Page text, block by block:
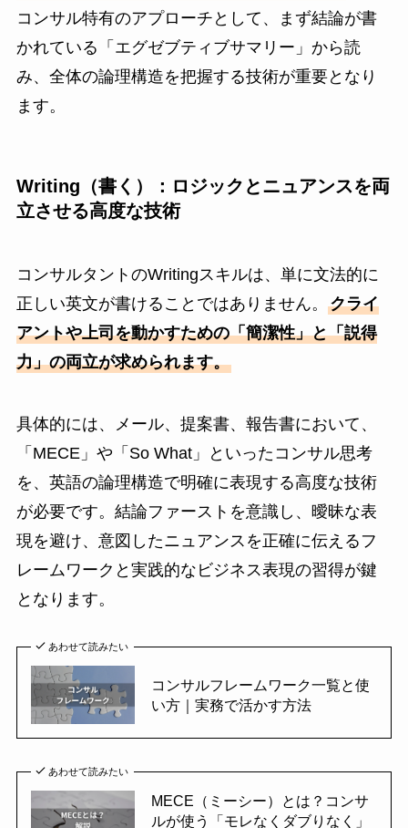
コンサル特有のアプローチとして、まず結論が書
かれている「エグゼブティブサマリー」から読
み、全体の論理構造を把握する技術が重要となり
ます。
Writing（書く）：ロジックとニュアンスを両
立させる高度な技術
コンサルタントのWritingスキルは、単に文法的に
正しい英文が書けることではありません。 クライ
アントや上司を動かすための「簡潔性」と「説得
力」の両立が求められます。
具体的には、メール、提案書、報告書において、
「MECE」や「So What」といったコンサル思考
を、英語の論理構造で明確に表現する高度な技術
が必要です。結論ファーストを意識し、曖昧な表
現を避け、意図したニュアンスを正確に伝えるフ
レームワークと実践的なビジネス表現の習得が鍵
となります。
あわせて読みたい
コンサルフレームワーク一覧と使
い方｜実務で活かす方法
あわせて読みたい
MECE（ミーシー）とは？コンサ
ルが使う「モレなくダブりなく」